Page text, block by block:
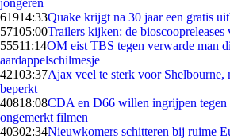
jongeren
61914:33Quake krijgt na 30 jaar een gratis
57105:00Trailers kijken: de bioscoopreleases
55511:14OM eist TBS tegen verwarde man
aardappelschilmesje
42103:37Ajax veel te sterk voor Shelbourne,
beperkt
40818:08CDA en D66 willen ingrijpen tegen
ongemerkt filmen
40302:34Nieuwkomers schitteren bij ruime